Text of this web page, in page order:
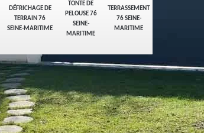
DÉFRICHAGE DE
TERRAIN 76
SEINE-MARITIME
TONTE DE
PELOUSE 76
SEINE-
MARITIME
TERRASSEMENT
76 SEINE-
MARITIME